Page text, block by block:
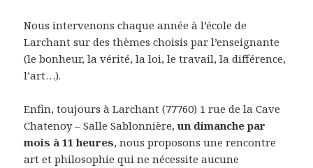
Nous intervenons chaque année à l’école de
Larchant sur des thèmes choisis par l’enseignante
(le bonheur, la vérité, la loi, le travail, la différence,
l’art…).
Enfin, toujours à Larchant (77760) 1 rue de la Cave
Chatenoy – Salle Sablonnière,un dimanche par
mois à 11 heures, nous proposons une rencontre
art et philosophie qui ne nécessite aucune